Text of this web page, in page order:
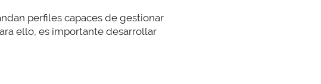
perfiles capaces de gestionar
ello, es importante desarrollar